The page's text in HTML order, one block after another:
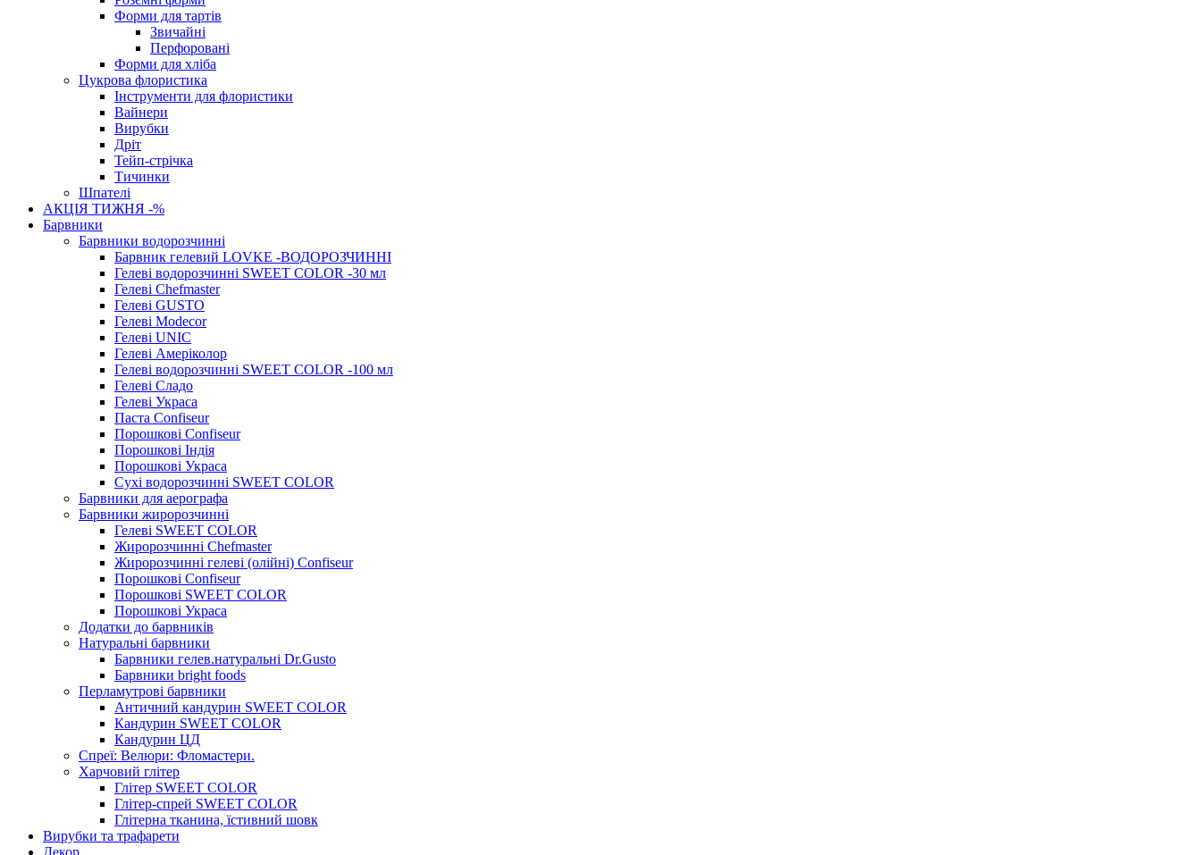
Форми для тартів
Звичайні
Перфоровані
Форми для хліба
Цукрова флористика
Інструменти для флористики
Вайнери
Вирубки
Дріт
Тейп-стрічка
Тичинки
Шпателі
АКЦІЯ ТИЖНЯ -%
Барвники
Барвники водорозчинні
Барвник гелевий LOVKE -ВОДОРОЗЧИННІ
Гелеві водорозчинні SWEET COLOR -30 мл
Гелеві Chefmaster
Гелеві GUSTO
Гелеві Modecor
Гелеві UNIC
Гелеві Амеріколор
Гелеві водорозчинні SWEET COLOR -100 мл
Гелеві Сладо
Гелеві Украса
Паста Confiseur
Порошкові Confiseur
Порошкові Індія
Порошкові Украса
Сухі водорозчинні SWEET COLOR
Барвники для аерографа
Барвники жиророзчинні
Гелеві SWEET COLOR
Жиророзчинні Chefmaster
Жиророзчинні гелеві (олійні) Confiseur
Порошкові Confiseur
Порошкові SWEET COLOR
Порошкові Украса
Додатки до барвників
Натуральні барвники
Барвники гелев.натуральні Dr.Gusto
Барвники bright foods
Перламутрові барвники
Античний кандурин SWEET COLOR
Кандурин SWEET COLOR
Кандурин ЦД
Спреї: Велюри: Фломастери.
Харчовий глітер
Глітер SWEET COLOR
Глітер-спрей SWEET COLOR
Глітерна тканина, їстивний шовк
Вирубки та трафарети
Декор